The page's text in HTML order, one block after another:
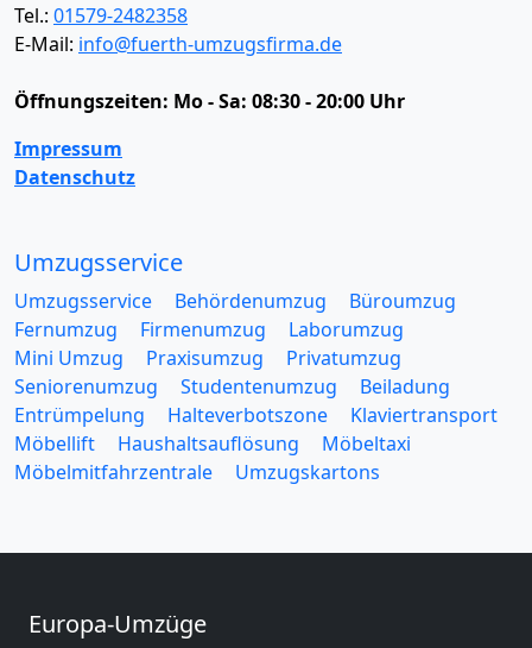
Tel.: 01579-2482358
E-Mail: info@fuerth-umzugsfirma.de
Öffnungszeiten: Mo - Sa: 08:30 - 20:00 Uhr
Impressum
Datenschutz
Umzugsservice
Umzugsservice Behördenumzug
Büroumzug
Fernumzug
Firmenumzug
Laborumzug
Mini Umzug
Praxisumzug
Privatumzug
Seniorenumzug
Studentenumzug
Beiladung
Entrümpelung
Halteverbotszone
Klaviertransport
Möbellift
Haushaltsauflösung
Möbeltaxi
Möbelmitfahrzentrale
Umzugskartons
Europa-Umzüge